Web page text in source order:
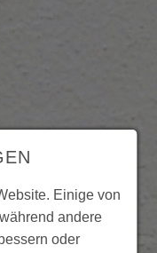
Einige von
andere
oder